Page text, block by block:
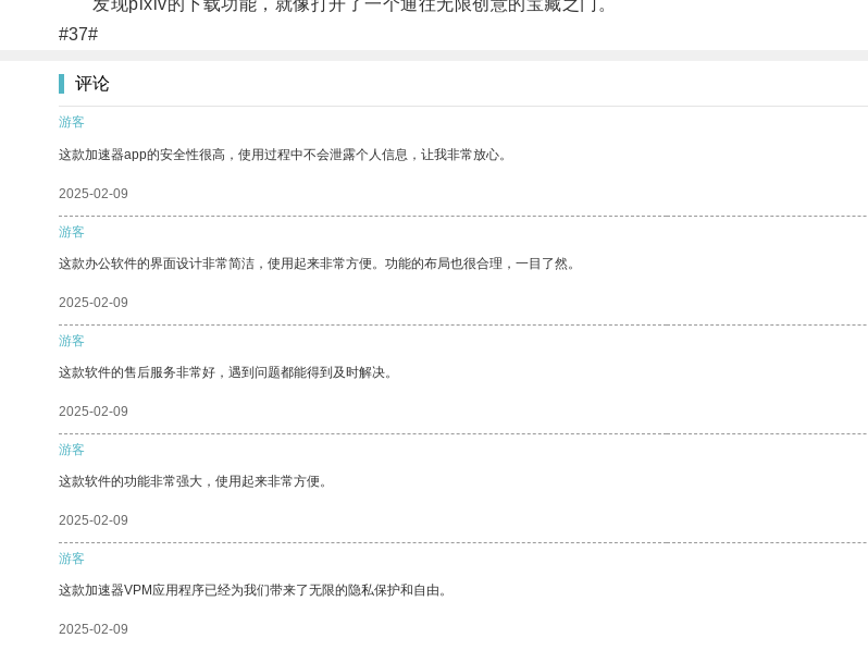
发现pixiv的下载功能，就像打开了一个通往无限创意的宝藏之门。
#37#
评论
游客
这款加速器app的安全性很高，使用过程中不会泄露个人信息，让我非常放心。
2025-02-09
游客
这款办公软件的界面设计非常简洁，使用起来非常方便。功能的布局也很合理，一目了然。
2025-02-09
游客
这款软件的售后服务非常好，遇到问题都能得到及时解决。
2025-02-09
游客
这款软件的功能非常强大，使用起来非常方便。
2025-02-09
游客
这款加速器VPM应用程序已经为我们带来了无限的隐私保护和自由。
2025-02-09